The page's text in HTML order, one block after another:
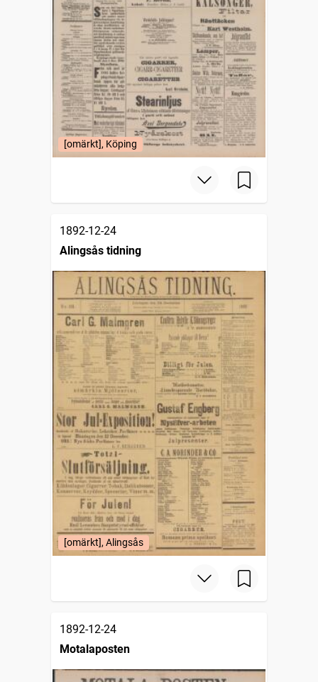
[omärkt], Köping
1892-12-24
Alingsås tidning
[omärkt], Alingsås
1892-12-24
Motalaposten